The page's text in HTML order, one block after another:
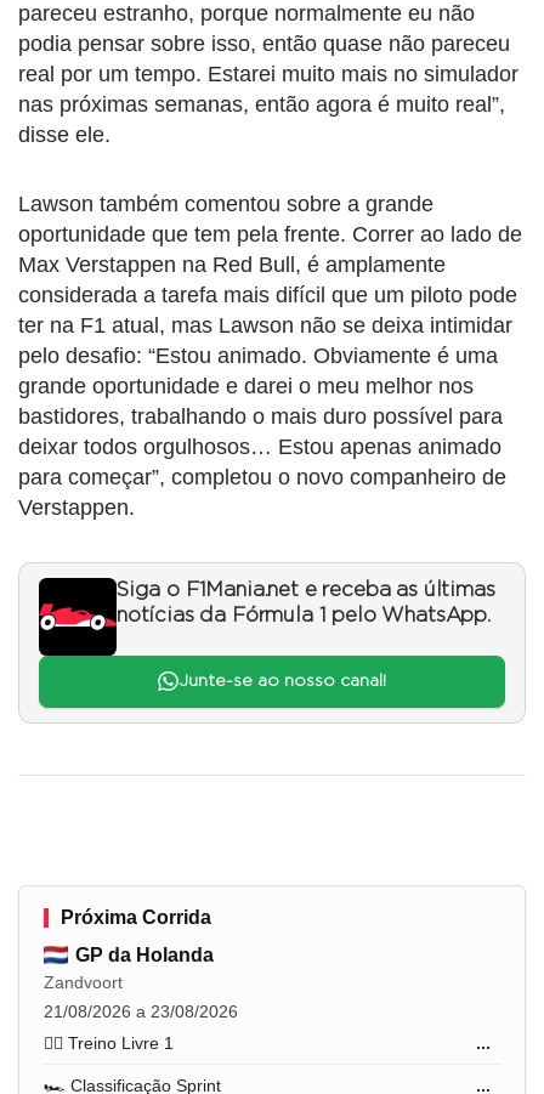
pareceu estranho, porque normalmente eu não
podia pensar sobre isso, então quase não pareceu
real por um tempo. Estarei muito mais no simulador
nas próximas semanas, então agora é muito real”,
disse ele.
Lawson também comentou sobre a grande
oportunidade que tem pela frente. Correr ao lado de
Max Verstappen na Red Bull, é amplamente
considerada a tarefa mais difícil que um piloto pode
ter na F1 atual, mas Lawson não se deixa intimidar
pelo desafio: “Estou animado. Obviamente é uma
grande oportunidade e darei o meu melhor nos
bastidores, trabalhando o mais duro possível para
deixar todos orgulhosos… Estou apenas animado
para começar”, completou o novo companheiro de
Verstappen.
Siga o F1Mania.net e receba as últimas
notícias da Fórmula 1 pelo WhatsApp.
Junte-se ao nosso canal!
Próxima Corrida
GP da Holanda
Zandvoort
21/08/2026 a 23/08/2026
🏋️‍♂️ Treino Livre 1
...
🏎️ Classificação Sprint ...